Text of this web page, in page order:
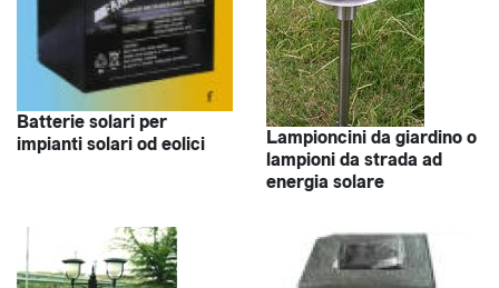
Batterie solari per
impianti solari od eolici
Lampioncini da giardino o
lampioni da strada ad
energia solare